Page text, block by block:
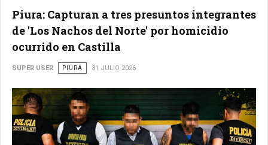
Piura: Capturan a tres presuntos integrantes
de 'Los Nachos del Norte' por homicidio
ocurrido en Castilla
SUPER USER PIURA 31 JULIO 2026